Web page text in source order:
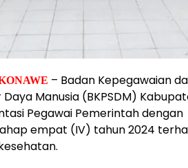
– Badan Kepegawaian
Manusia (BKPSDM)
Pegawai Pemerintah dengan
empat (IV) tahun 2024